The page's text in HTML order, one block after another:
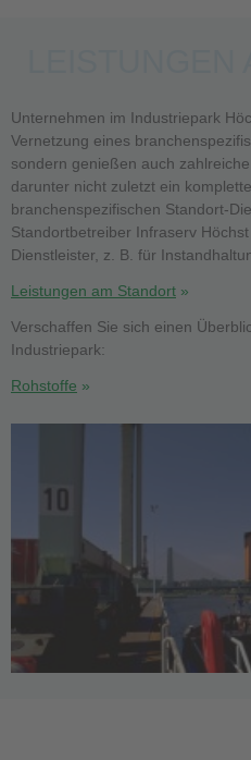
Unternehmen im Industriepark
Vernetzung eines
sondern genießen auch
darunter nicht zuletzt ein
branchenspezifischen Standort-
Standortbetreiber Infraserv
Dienstleister, z. B. für
Leistungen am Standort
Verschaffen Sie sich einen
Industriepark:
Rohstoffe